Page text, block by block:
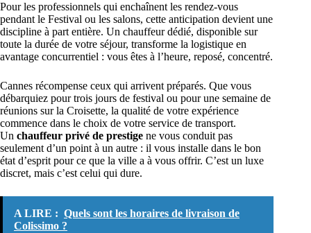
Pour les professionnels qui enchaînent les rendez-vous
pendant le Festival ou les salons, cette anticipation devient une
discipline à part entière. Un chauffeur dédié, disponible sur
toute la durée de votre séjour, transforme la logistique en
avantage concurrentiel : vous êtes à l’heure, reposé, concentré.
Cannes récompense ceux qui arrivent préparés. Que vous
débarquiez pour trois jours de festival ou pour une semaine de
réunions sur la Croisette, la qualité de votre expérience
commence dans le choix de votre service de transport.
Un chauffeur privé de prestige ne vous conduit pas
seulement d’un point à un autre : il vous installe dans le bon
état d’esprit pour ce que la ville a à vous offrir. C’est un luxe
discret, mais c’est celui qui dure.
A LIRE : Quels sont les horaires de livraison de
Colissimo ?